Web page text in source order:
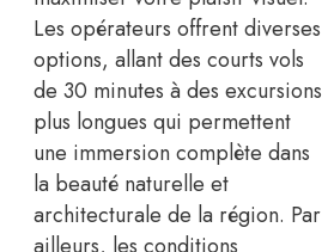
Les opérateurs offrent diverses
options, allant des courts vols
de 30 minutes à des excursions
plus longues qui permettent
une immersion complète dans
la beauté naturelle et
architecturale de la région. Par
ailleurs, les conditions